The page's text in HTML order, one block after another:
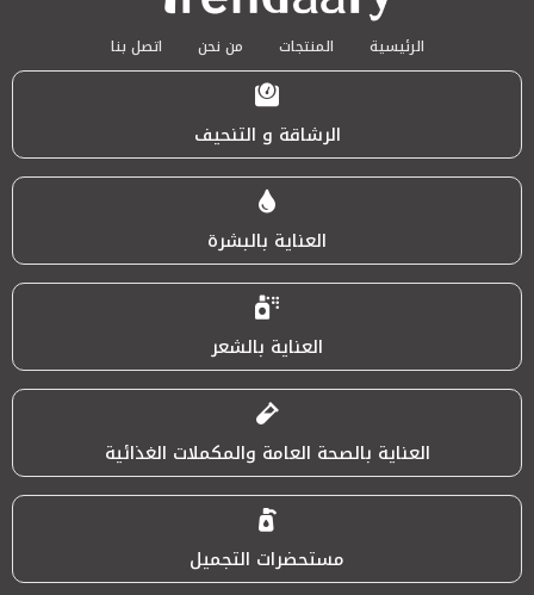
الرئيسية المنتجات من نحن اتصل بنا
الرشاقة و التنحيف
العناية بالبشرة
العناية بالشعر
العناية بالصحة العامة والمكملات الغذائية
مستحضرات التجميل